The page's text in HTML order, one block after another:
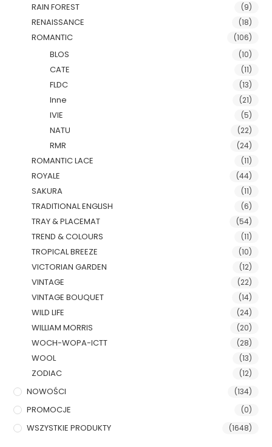
RAIN FOREST (9)
RENAISSANCE (18)
ROMANTIC (106)
BLOS (10)
CATE (11)
FLDC (13)
Inne (21)
IVIE (5)
NATU (22)
RMR (24)
ROMANTIC LACE (11)
ROYALE (44)
SAKURA (11)
TRADITIONAL ENGLISH (6)
TRAY & PLACEMAT (54)
TREND & COLOURS (11)
TROPICAL BREEZE (10)
VICTORIAN GARDEN (12)
VINTAGE (22)
VINTAGE BOUQUET (14)
WILD LIFE (24)
WILLIAM MORRIS (20)
WOCH-WOPA-ICTT (28)
WOOL (13)
ZODIAC (12)
NOWOŚCI (134)
PROMOCJE (0)
WSZYSTKIE PRODUKTY (1648)